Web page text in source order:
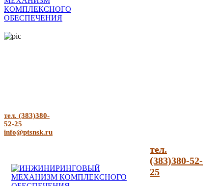
тел. (383)380-
52-25
info@ptsnsk.ru
тел.
(383)380-52-
25